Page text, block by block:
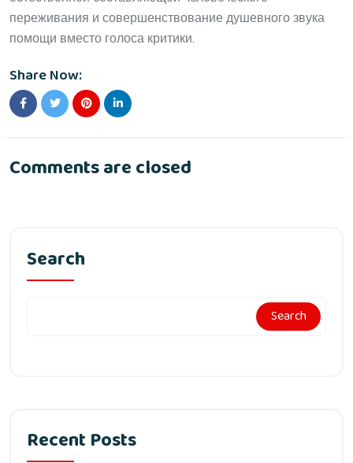
переживания и совершенствование душевного звука
помощи вместо голоса критики.
Share Now:
Comments are closed
Search
Search
Recent Posts